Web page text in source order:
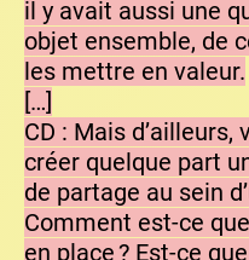
il y avait aussi une
objet ensemble, de
les mettre en valeur.
[…]
CD : Mais d’ailleurs,
créer quelque part
de partage au sein
Comment est-ce
en place ? Est-ce